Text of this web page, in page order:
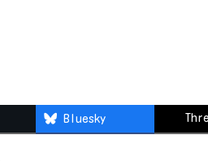
Bluesky